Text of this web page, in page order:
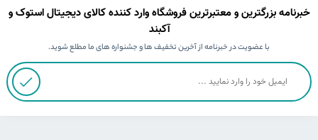
خبرنامه بزرگترین و معتبرترین فروشگاه وارد کننده کالای دیجیتال استوک و
آکبند
با عضویت در خبرنامه از آخرین تخفیف ها و جشنواره های ما مطلع شوید.